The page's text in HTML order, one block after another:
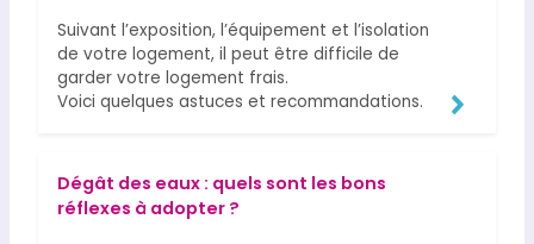
Suivant l’exposition, l’équipement et l’isolation
de votre logement, il peut être difficile de
garder votre logement frais.
Voici quelques astuces et recommandations.
Dégât des eaux : quels sont les bons
réflexes à adopter ?